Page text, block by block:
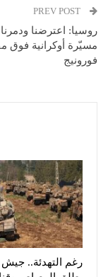
مسيّرة أوكرانية فوق
فورونيج
رغم التهدئة.. جيش